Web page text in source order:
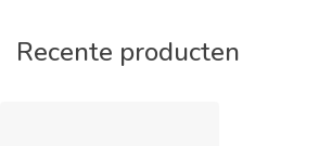
Recente producten